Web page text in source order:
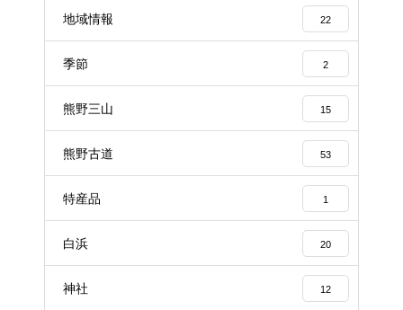
地域情報 22
季節 2
熊野三山 15
熊野古道 53
特産品 1
白浜 20
神社 12